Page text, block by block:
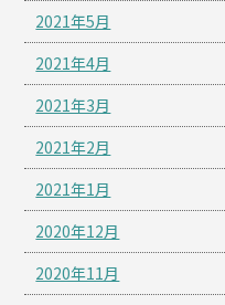
2021年5月
2021年4月
2021年3月
2021年2月
2021年1月
2020年12月
2020年11月